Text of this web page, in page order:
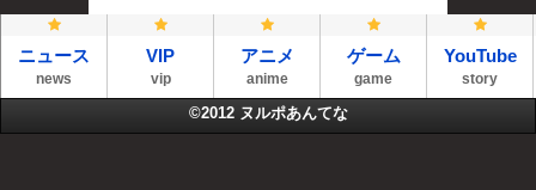
ニュース
news
VIP
vip
アニメ
anime
ゲーム
game
YouTube
story
©2012 ヌルポあんてな